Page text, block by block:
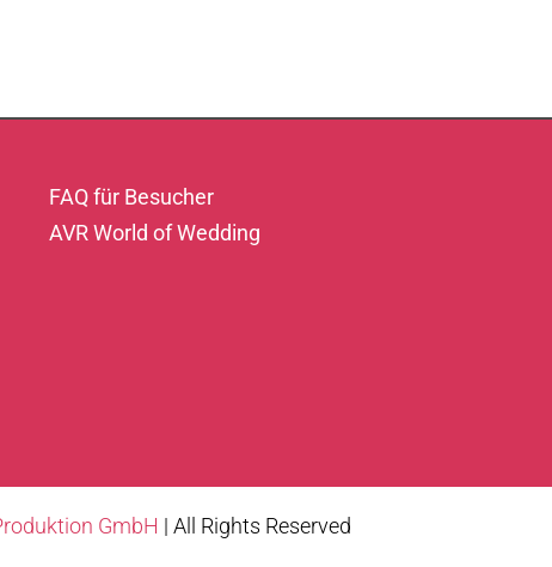
FAQ für Besucher
AVR World of Wedding
GmbH | All Rights Reserved